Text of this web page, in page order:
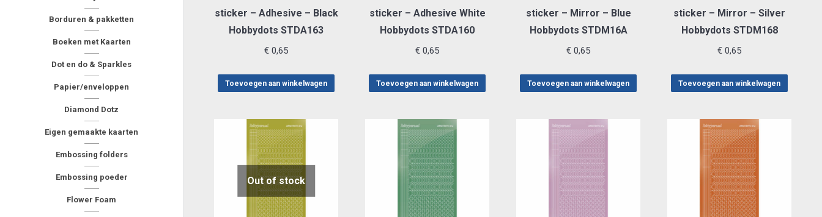
Borduren & pakketten
Boeken met Kaarten
Dot en do & Sparkles
Papier/enveloppen
Diamond Dotz
Eigen gemaakte kaarten
Embossing folders
Embossing poeder
Flower Foam
sticker – Adhesive – Black
Hobbydots STDA163
€ 0,65
Toevoegen aan winkelwagen
sticker – Adhesive White
Hobbydots STDA160
€ 0,65
Toevoegen aan winkelwagen
sticker – Mirror – Blue
Hobbydots STDM16A
€ 0,65
Toevoegen aan winkelwagen
sticker – Mirror – Silver
Hobbydots STDM168
€ 0,65
Toevoegen aan winkelwagen
Out of stock